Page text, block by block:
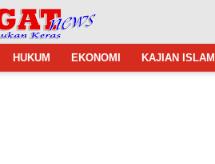
HUKUM EKONOMI KAJIAN ISLAM